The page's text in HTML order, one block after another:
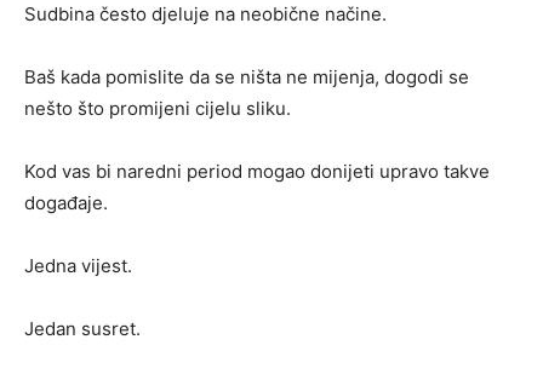
Sudbina često djeluje na neobične načine.
Baš kada pomislite da se ništa ne mijenja, dogodi se
nešto što promijeni cijelu sliku.
Kod vas bi naredni period mogao donijeti upravo takve
događaje.
Jedna vijest.
Jedan susret.